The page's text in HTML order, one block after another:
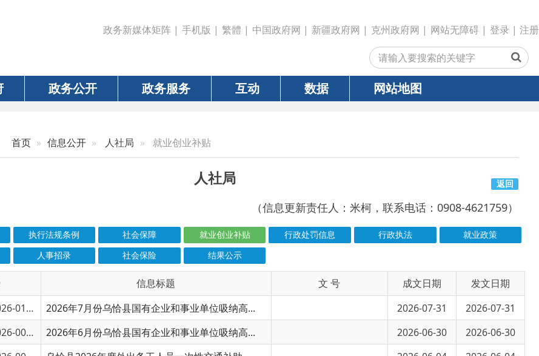
政务新媒体矩阵 | 手机版| 繁體 | 中国政府网| 新疆政府网| 克州政府网 | 网站无障碍| 登录 | 注册
政务公开 政务服务 互动 数据 网站地图
人社局
（信息更新责任人：米柯，联系电话：0908-4621759）
行政处罚信息 行政执法
就业政策
人事招录 社会保险 结果公示
信息标题 文 号
2026年7月份乌恰县国有企业和事业单位吸纳高... 2026-07-31
2026-07-31
2026年6月份乌恰县国有企业和事业单位吸纳高... 2026-06-30 2026-06-30
乌恰县2026年度外出务工人员一次性交通补助... 2026-06-04
2026年5月份乌恰县国有企业和事业单位吸纳高... 2026-06-01